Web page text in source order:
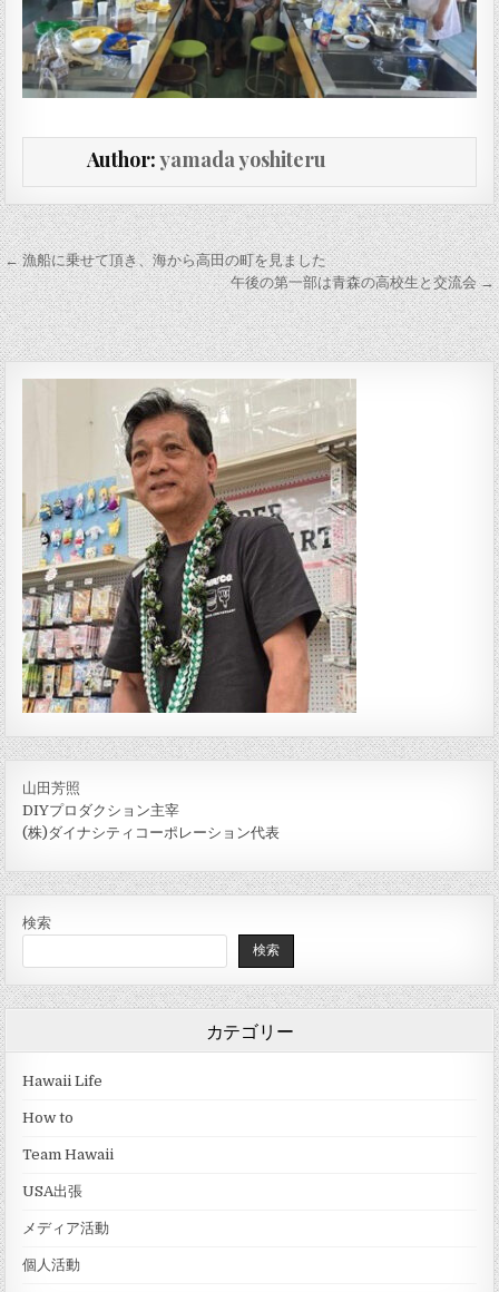
Author:yamada yoshiteru
投稿ナビゲーション
← 漁船に乗せて頂き、海から高田の町を見ました
午後の第一部は青森の高校生と交流会 →
山田芳照
DIYプロダクション主宰
(株)ダイナシティコーポレーション代表
検索
検索
カテゴリー
Hawaii Life
How to
Team Hawaii
USA出張
メディア活動
個人活動